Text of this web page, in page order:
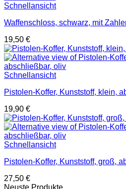
Schnellansicht
Waffenschloss, schwarz, mit
19,50 €
Schnellansicht
Pistolen-Koffer, Kunststoff, klein,
19,90 €
Schnellansicht
Pistolen-Koffer, Kunststoff, groß,
27,50 €